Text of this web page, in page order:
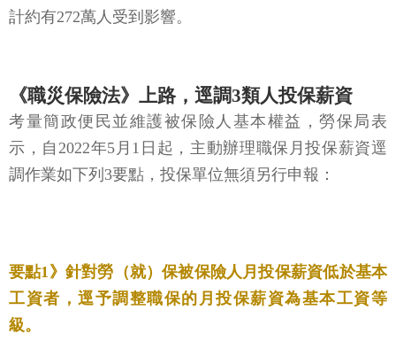
計約有272萬人受到影響。
《職災保險法》上路，逕調3類人投保薪資
考量簡政便民並維護被保險人基本權益，勞保局表
示，自2022年5月1日起，主動辦理職保月投保薪資逕
調作業如下列3要點，投保單位無須另行申報：
要點1》針對勞（就）保被保險人月投保薪資低於基本
工資者，逕予調整職保的月投保薪資為基本工資等
級。